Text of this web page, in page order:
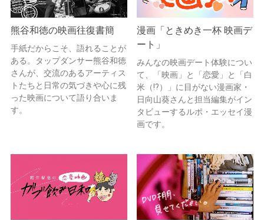
熊谷和徳の映画往復書簡
手紙だからこそ、語れることが
ある。タップダンサー熊谷和徳
さんが、交流のあるアーティス
トたちと日常の気づきや心に残
った映画について語り合いま
す。
漫画「ときめき一杯 映画デ
ート」
みんなの映画デート体験につい
て、「映画」と「恋愛」と「白
米（!?）」に目がない漫画家・
日向山葵さんと担当編集がイン
タビューするルポ・エッセイ漫
画です。